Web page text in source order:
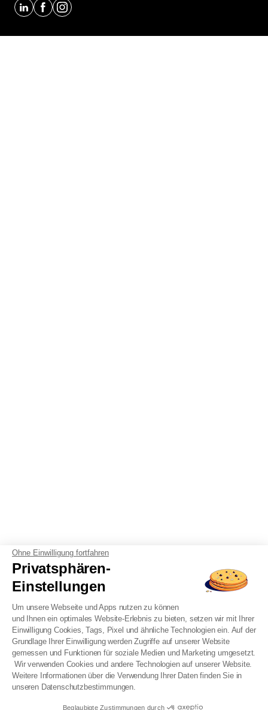
Ohne Einwilligung fortfahren
Privatsphären-
Einstellungen
Um unsere Webseite und Apps nutzen zu können
und Ihnen ein optimales Website-Erlebnis zu bieten, setzen wir mit Ihrer
Einwilligung Cookies, Tags, Pixel und ähnliche Technologien ein. Auf der
Grundlage Ihrer Einwilligung werden Zugriffe auf unserer Website
gemessen und Funktionen für soziale Medien und Marketing umgesetzt.
Wir verwenden Cookies und andere Technologien auf unserer Website.
Weitere Informationen über die Verwendung Ihrer Daten finden Sie in
unseren Datenschutzbestimmungen.
Beglaubigte Zustimmungen durch